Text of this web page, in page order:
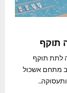
תוקף
לתת תוקף
תמל/3001 – שדה דב מתחם אשכול